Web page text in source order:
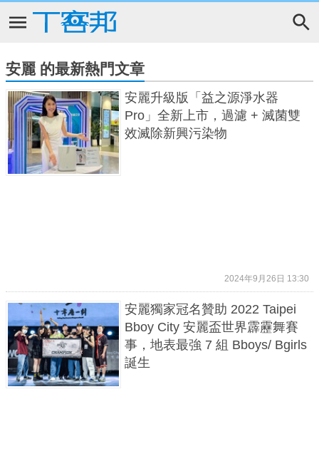
安麗 的最新熱門文章
安麗升級版「益之源淨水器
Pro」全新上市，過濾 + 滅菌雙
效滅除新興污染物
2024年9月26日 13:30
安麗獨家冠名贊助 2022 Taipei
Bboy City 安麗盃世界霹靂舞賽
事，地表最強 7 組 Bboys/ Bgirls
誕生